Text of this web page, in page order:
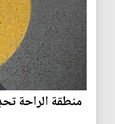
منطقة الراحة